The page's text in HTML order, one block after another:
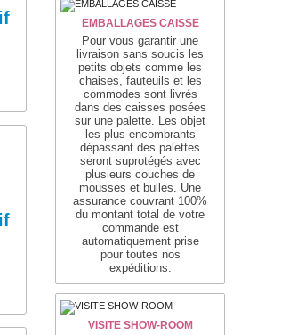
Ajouter au panier
Ajouter au panier
EMBALLAGES CAISSE
Pour vous garantir une
livraison sans soucis les
petits objets comme les
chaises, fauteuils et les
commodes sont livrés
dans des caisses posées
sur une palette. Les objet
les plus encombrants
dépassant des palettes
seront suprotégés avec
plusieurs couches de
mousses et bulles. Une
assurance couvrant 100%
du montant total de votre
commande est
automatiquement prise
pour toutes nos
expéditions.
VISITE SHOW-ROOM